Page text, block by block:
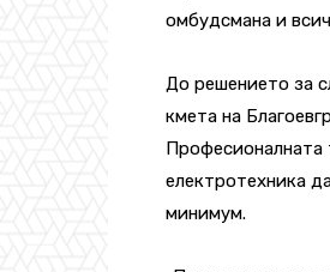
омбудсмана и
До решението за
кмета на
Професионалната
електротехника
минимум.